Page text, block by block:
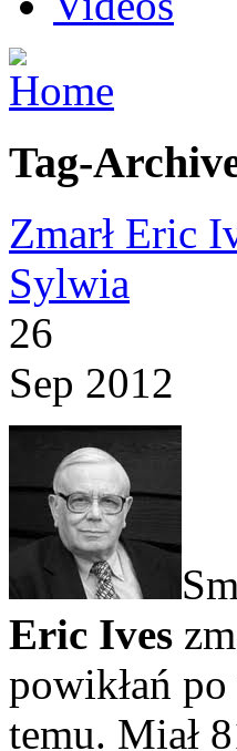
Tag-
Zmarł Eric
Sylwia
26
Sep 2012
Eric Ives
powikłań
temu. Miał